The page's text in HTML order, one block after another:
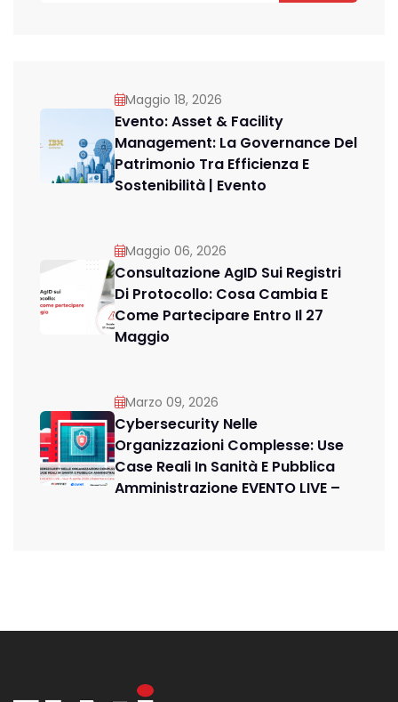
Maggio 18, 2026
Evento: Asset & Facility
Management: La Governance Del
Patrimonio Tra Efficienza E
Sostenibilità | Evento
Maggio 06, 2026
Consultazione AgID Sui Registri
Di Protocollo: Cosa Cambia E
Come Partecipare Entro Il 27
Maggio
Marzo 09, 2026
Cybersecurity Nelle
Organizzazioni Complesse: Use
Case Reali In Sanità E Pubblica
Amministrazione EVENTO LIVE –